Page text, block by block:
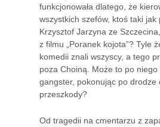
funkcjonowała dlatego, że
wszystkich szefów, ktoś taki jak
Krzysztof Jarzyna ze
z filmu „Poranek kojota”? Tyle
komedii znali wszyscy, a tego
poza Choiną. Może to po niego
gangster, pokonując po drodze
przeszkody?
Od tragedii na cmentarzu z